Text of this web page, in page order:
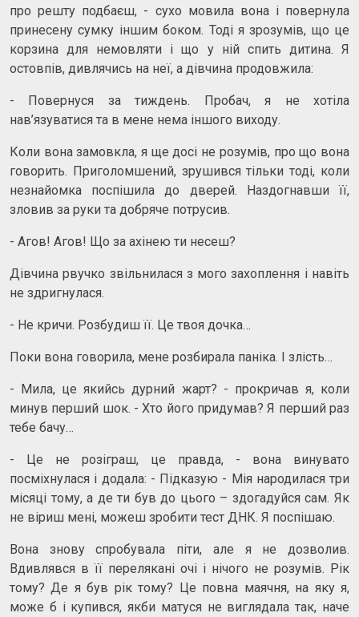
про решту подбаєш, - сухо мовила вона і повернула
принесену сумку іншим боком. Тоді я зрозумів, що це
корзина для немовляти і що у ній спить дитина. Я
остовпів, дивлячись на неї, а дівчина продовжила:
- Повернуся за тиждень. Пробач, я не хотіла
нав’язуватися та в мене нема іншого виходу.
Коли вона замовкла, я ще досі не розумів, про що вона
говорить. Приголомшений, зрушився тільки тоді, коли
незнайомка поспішила до дверей. Наздогнавши її,
зловив за руки та добряче потрусив.
- Агов! Агов! Що за ахінею ти несеш?
Дівчина рвучко звільнилася з мого захоплення і навіть
не здригнулася.
- Не кричи. Розбудиш її. Це твоя дочка…
Поки вона говорила, мене розбирала паніка. І злість…
- Мила, це якийсь дурний жарт? - прокричав я, коли
минув перший шок. - Хто його придумав? Я перший раз
тебе бачу…
- Це не розіграш, це правда, - вона винувато
посміхнулася і додала: - Підказую - Мія народилася три
місяці тому, а де ти був до цього – здогадуйся сам. Як
не віриш мені, можеш зробити тест ДНК. Я поспішаю.
Вона знову спробувала піти, але я не дозволив.
Вдивлявся в її перелякані очі і нічого не розумів. Рік
тому? Де я був рік тому? Це повна маячня, на яку я,
може б і купився, якби матуся не виглядала так, наче